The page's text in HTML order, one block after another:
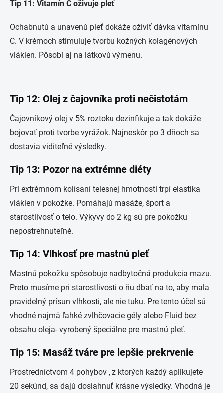
Tip 11: Vitamín C oživuje pleť
Ochabnutú a unavenú pleť dokáže oživiť dávka vitamínu
C. V krémoch stimuluje tvorbu kožných kolagénových
vlákien. Pôsobí aj na látkovú výmenu.
Tip 12: Olej z čajovníka proti nečistotám
Čajovníkový olej v 5% roztoku dezinfikuje a tak dokáže
bojovať proti tvorbe vyrážok. Najneskôr po 3 dňoch sa
dostavia viditeľné výsledky.
Tip 13: Pozor na extrémne diéty
Pri extrémnom kolísaní telesnej hmotnosti trpí elastika
vlákien v pokožke. Pomáhajú masáže, šport a
starostlivosť o telo. Výkyvy do 2 kg sú pre pokožku
nepostrehnuteľné.
Tip 14: Vlhkosť pre mastnú pleť
Mastnú pokožku spôsobuje nadbytočná produkcia mazu.
Preto musíme pri starostlivosti o ňu dbať na to, aby mala
pravidelný prísun vlhkosti, ale nie tuku. Pre tento účel sú
vhodné najmä ľahké zvlhčovacie gély alebo Fluid bez
obsahu oleja- vyrobený špeciálne pre mastnú pleť.
Tip 15: Masáž tváre pre lepšie prekrvenie
Prostredníctvom 4 pohybov , z ktorých každý aplikujete
20 sekúnd, sa dajú dosiahnuť krásne výsledky. Vhodná je